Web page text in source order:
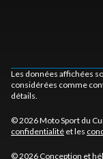
Les données affichées
considérées comme
détails.
© 2026 Moto Sport du
confidentialité et les
© 2026 Conception et